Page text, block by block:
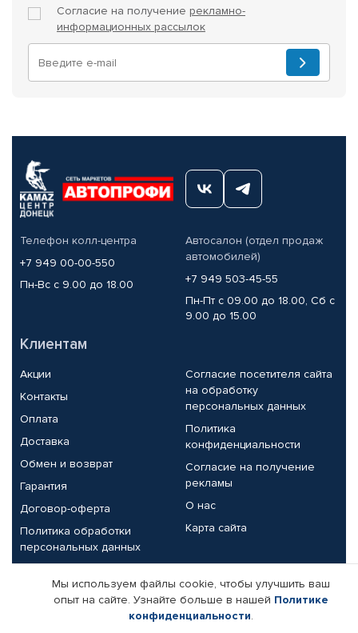
Согласие на получение рекламно-
информационных рассылок
Телефон колл-центра
+7 949 00-00-550
Пн-Вс с 9.00 до 18.00
Автосалон (отдел продаж
автомобилей)
+7 949 503-45-55
Пн-Пт с 09.00 до 18.00, Сб с
9.00 до 15.00
Клиентам
Акции
Контакты
Оплата
Доставка
Обмен и возврат
Гарантия
Договор-оферта
Политика обработки
персональных данных
Согласие посетителя сайта
на обработку
персональных данных
Политика
конфиденциальности
Согласие на получение
рекламы
О нас
Карта сайта
Партнерам
Корпоративным клиентам
Реквизиты компании
Мы используем файлы cookie, чтобы улучшить ваш
опыт на сайте. Узнайте больше в нашей Политике
конфиденциальности.